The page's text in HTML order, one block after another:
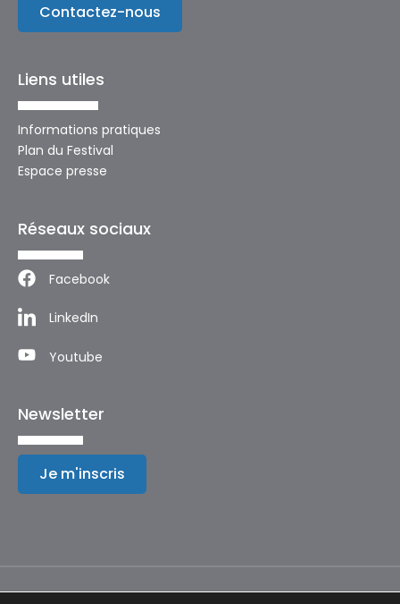
Contactez-nous
Liens utiles
Informations pratiques
Plan du Festival
Espace presse
Réseaux sociaux
Facebook
LinkedIn
Youtube
Newsletter
Je m'inscris